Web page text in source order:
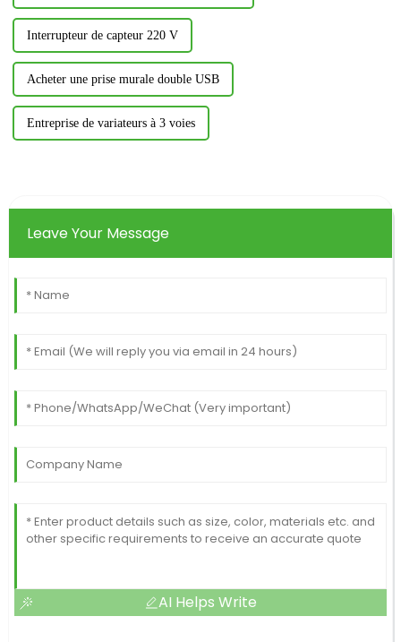
Interrupteur de capteur 220 V
Acheter une prise murale double USB
Entreprise de variateurs à 3 voies
Leave Your Message
AI Helps Write